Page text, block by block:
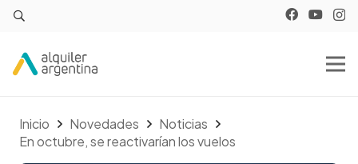
Inicio Novedades
Noticias
En octubre, se reactivarían los vuelos